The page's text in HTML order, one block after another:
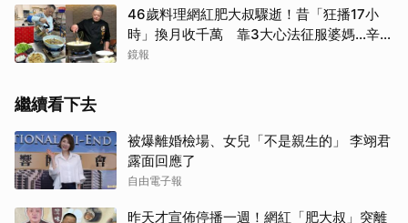
46歲料理網紅肥大叔驟逝！昔「狂播17小
時」換月收千萬 靠3大心法征服婆媽…辛酸
內幕曝
鏡報
繼續看下去
被爆離婚檢場、女兒「不是親生的」 李翊君
露面回應了
自由電子報
昨天才宣佈停播一週！網紅「肥大叔」突離